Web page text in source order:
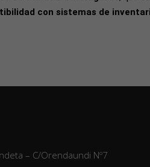
con sistemas de
– C/Orendaundi Nº7